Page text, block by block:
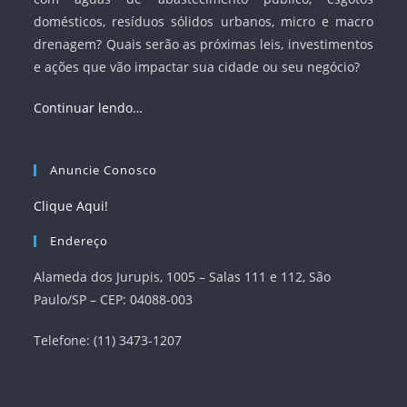
domésticos, resíduos sólidos urbanos, micro e macro
drenagem? Quais serão as próximas leis, investimentos
e ações que vão impactar sua cidade ou seu negócio?
Continuar lendo…
Anuncie Conosco
Clique Aqui!
Endereço
Alameda dos Jurupis, 1005 – Salas 111 e 112, São
Paulo/SP – CEP: 04088-003
Telefone: (11) 3473-1207